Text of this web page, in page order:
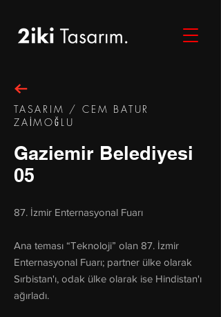
TASARIM / CEM BATUR
ZAİMOĞLU
Gaziemir Belediyesi
05
87. İzmir Enternasyonal Fuarı
Ana teması “Teknoloji” olan 87. İzmir
Enternasyonal Fuarı; partner ülke olarak
Sırbistan'ı, odak ülke olarak ise Hindistan'ı
ağırladı.